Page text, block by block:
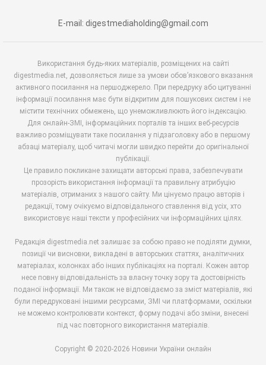
E-mail: digestmediaholding@gmail.com
Використання будь-яких матеріалів, розміщених на сайті
digestmedia.net, дозволяється лише за умови обов’язкового вказання
активного посилання на першоджерело. При передруку або цитуванні
інформації посилання має бути відкритим для пошукових систем і не
містити технічних обмежень, що унеможливлюють його індексацію.
Для онлайн-ЗМІ, інформаційних порталів та інших веб-ресурсів
важливо розміщувати таке посилання у підзаголовку або в першому
абзаці матеріалу, щоб читачі могли швидко перейти до оригінальної
публікації.
Це правило покликане захищати авторські права, забезпечувати
прозорість використання інформації та правильну атрибуцію
матеріалів, отриманих з нашого сайту. Ми цінуємо працю авторів і
редакції, тому очікуємо відповідального ставлення від усіх, хто
використовує наші тексти у професійних чи інформаційних цілях.
Редакція digestmedia.net залишає за собою право не поділяти думки,
позиції чи висновки, викладені в авторських статтях, аналітичних
матеріалах, колонках або інших публікаціях на порталі. Кожен автор
несе повну відповідальність за власну точку зору та достовірність
поданої інформації. Ми також не відповідаємо за зміст матеріалів, які
були передруковані іншими ресурсами, ЗМІ чи платформами, оскільки
не можемо контролювати контекст, форму подачі або зміни, внесені
під час повторного використання матеріалів.
Copyright © 2020-2026 Новини України онлайн